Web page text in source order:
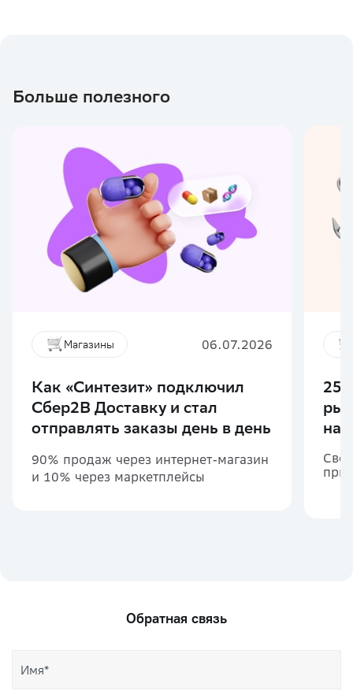
Больше полезного
Магазины 06.07.2026
Как «Синтезит» подключил
Сбер2B Доставку и стал
отправлять заказы день в день
90% продаж через интернет-магазин
и 10% через маркетплейсы
на
Обратная связь